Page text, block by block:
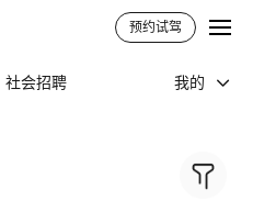
预约试驾
社会招聘 我的